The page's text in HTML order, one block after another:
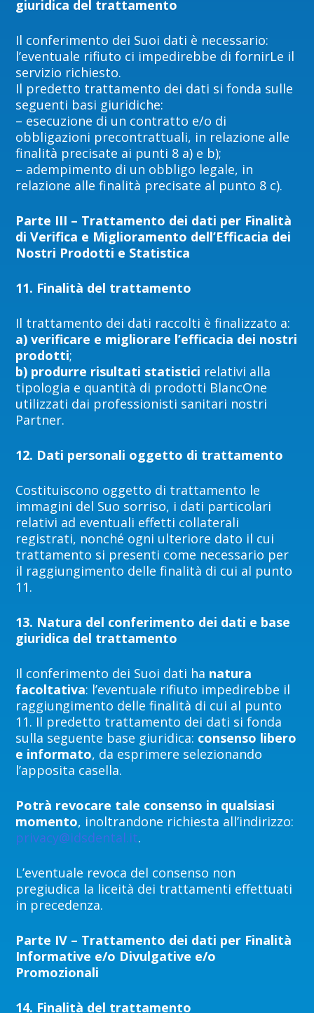
giuridica del trattamento
Il conferimento dei Suoi dati è necessario:
l’eventuale rifiuto ci impedirebbe di fornirLe il
servizio richiesto.
Il predetto trattamento dei dati si fonda sulle
seguenti basi giuridiche:
– esecuzione di un contratto e/o di
obbligazioni precontrattuali, in relazione alle
finalità precisate ai punti 8 a) e b);
– adempimento di un obbligo legale, in
relazione alle finalità precisate al punto 8 c).
Parte III – Trattamento dei dati per Finalità
di Verifica e Miglioramento dell’Efficacia dei
Nostri Prodotti e Statistica
11. Finalità del trattamento
Il trattamento dei dati raccolti è finalizzato a:
a) verificare e migliorare l’efficacia dei nostri
prodotti;
b) produrre risultati statistici relativi alla
tipologia e quantità di prodotti BlancOne
utilizzati dai professionisti sanitari nostri
Partner.
12. Dati personali oggetto di trattamento
Costituiscono oggetto di trattamento le
immagini del Suo sorriso, i dati particolari
relativi ad eventuali effetti collaterali
registrati, nonché ogni ulteriore dato il cui
trattamento si presenti come necessario per
il raggiungimento delle finalità di cui al punto
11.
13. Natura del conferimento dei dati e base
giuridica del trattamento
Il conferimento dei Suoi dati ha natura
facoltativa: l’eventuale rifiuto impedirebbe il
raggiungimento delle finalità di cui al punto
11. Il predetto trattamento dei dati si fonda
sulla seguente base giuridica: consenso libero
e informato, da esprimere selezionando
l’apposita casella.
Potrà revocare tale consenso in qualsiasi
momento, inoltrandone richiesta all’indirizzo:
privacy@idsdental.it.
L’eventuale revoca del consenso non
pregiudica la liceità dei trattamenti effettuati
in precedenza.
Parte IV – Trattamento dei dati per Finalità
Informative e/o Divulgative e/o
Promozionali
14. Finalità del trattamento